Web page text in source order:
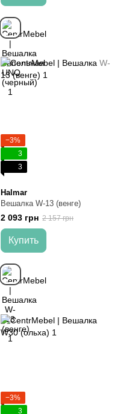
−3%
3
3
Halmar
Вешалка W-13 (венге)
2 093 грн 2 157 грн
Купить
−3%
3